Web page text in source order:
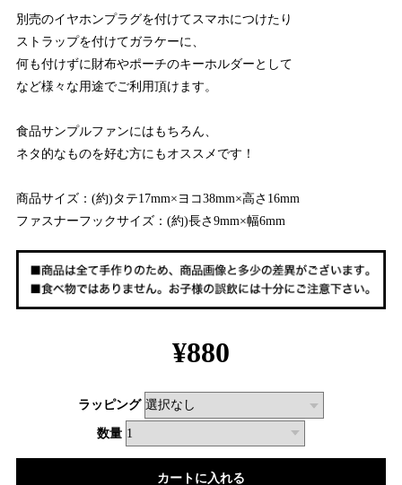
別売のイヤホンプラグを付けてスマホにつけたり
ストラップを付けてガラケーに、
何も付けずに財布やポーチのキーホルダーとして
など様々な用途でご利用頂けます。
食品サンプルファンにはもちろん、
ネタ的なものを好む方にもオススメです！
商品サイズ：(約)タテ17mm×ヨコ38mm×高さ16mm
ファスナーフックサイズ：(約)長さ9mm×幅6mm
¥880
ラッピング
数量